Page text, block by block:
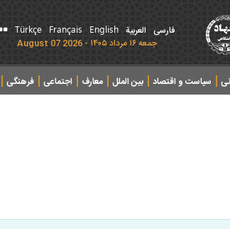
فارسی العربیة English
Français
Türkçe
جمعه ۱۶ مرداد ۱۴۰۵ - 2026 August 07
سیاست و اقتصاد بین الملل معارف اجتماعی فرهنگی